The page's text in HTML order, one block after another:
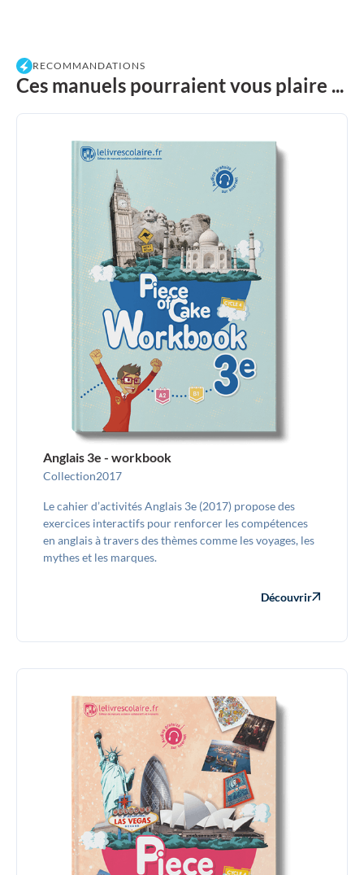
RECOMMANDATIONS
Ces manuels pourraient vous plaire ...
Anglais 3e - workbook
Collection2017
Le cahier d’activités Anglais 3e (2017) propose des
exercices interactifs pour renforcer les compétences
en anglais à travers des thèmes comme les voyages, les
mythes et les marques.
Découvrir